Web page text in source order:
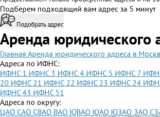
Подберем подходящий вам адрес за 5 минут
Подобрать адрес
Аренда юридического
Главная Аренда юридического адреса в
Адреса по ИФНС:
ИФНС 1 ИФНС 3 ИФНС 4 ИФНС 5 ИФНС 7
20 ИФНС 21 ИФНС 22 ИФНС 23 ИФНС 24
ИФНС 43 ИФНС 51
Адреса по округу:
ЦАО САО СВАО ВАО ЮВАО ЮАО ЮЗАО ЗАО